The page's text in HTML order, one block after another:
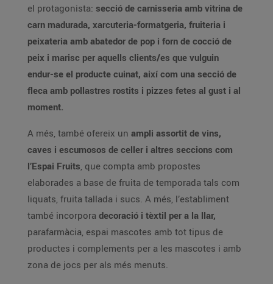
el protagonista: secció de carnisseria amb vitrina de
carn madurada, xarcuteria-formatgeria, fruiteria i
peixateria amb abatedor de pop i forn de cocció de
peix i marisc per aquells clients/es que vulguin
endur-se el producte cuinat, així com una secció de
fleca amb pollastres rostits i pizzes fetes al gust i al
moment.
A més, també ofereix un ampli assortit de vins,
caves i escumosos de celler i altres seccions com
l’Espai Fruits, que compta amb propostes
elaborades a base de fruita de temporada tals com
liquats, fruita tallada i sucs. A més, l’establiment
també incorpora decoració i tèxtil per a la llar,
parafarmàcia, espai mascotes amb tot tipus de
productes i complements per a les mascotes i amb
zona de jocs per als més menuts.